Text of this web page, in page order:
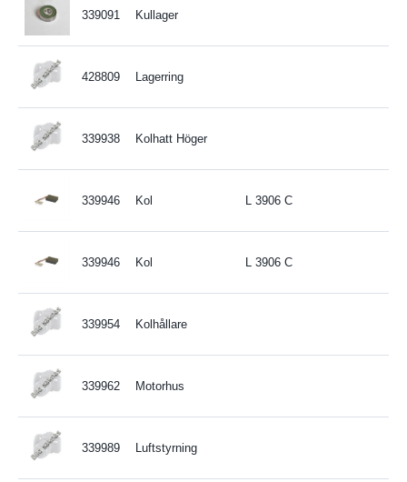
339091 Kullager
428809 Lagerring
339938 Kolhatt Höger
339946 Kol L 3906 C
339946 Kol L 3906 C
339954 Kolhållare
339962 Motorhus
339989 Luftstyrning